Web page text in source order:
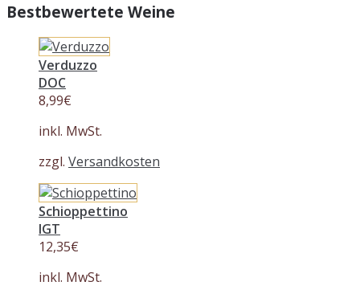
Bestbewertete Weine
Verduzzo
DOC
8,99€
inkl. MwSt.
zzgl. Versandkosten
Schioppettino
IGT
12,35€
inkl. MwSt.